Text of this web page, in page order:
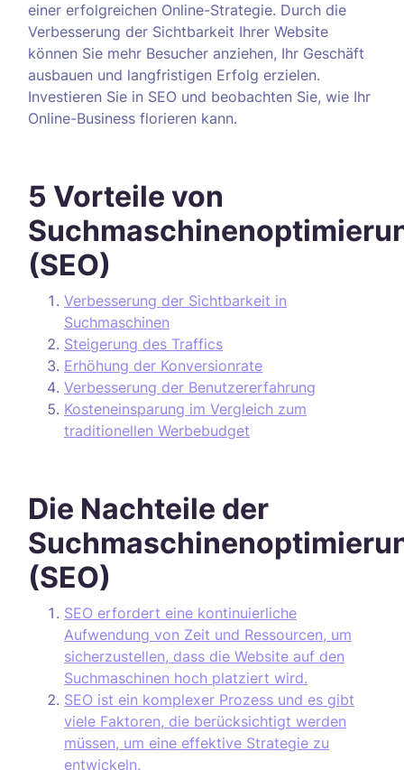
einer erfolgreichen Online-Strategie. Durch die
Verbesserung der Sichtbarkeit Ihrer Website
können Sie mehr Besucher anziehen, Ihr Geschäft
ausbauen und langfristigen Erfolg erzielen.
Investieren Sie in SEO und beobachten Sie, wie Ihr
Online-Business florieren kann.
5 Vorteile von
(SEO)
Verbesserung der Sichtbarkeit in
Suchmaschinen
Steigerung des Traffics
Erhöhung der Konversionrate
Verbesserung der Benutzererfahrung
Kosteneinsparung im Vergleich zum
traditionellen Werbebudget
Die Nachteile der
(SEO)
SEO erfordert eine kontinuierliche
Aufwendung von Zeit und Ressourcen, um
sicherzustellen, dass die Website auf den
Suchmaschinen hoch platziert wird.
SEO ist ein komplexer Prozess und es gibt
viele Faktoren, die berücksichtigt werden
müssen, um eine effektive Strategie zu
entwickeln.